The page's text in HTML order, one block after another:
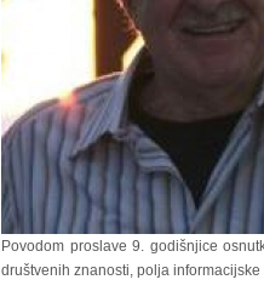
Povodom proslave 9. godišnjice
društvenih znanosti, polja